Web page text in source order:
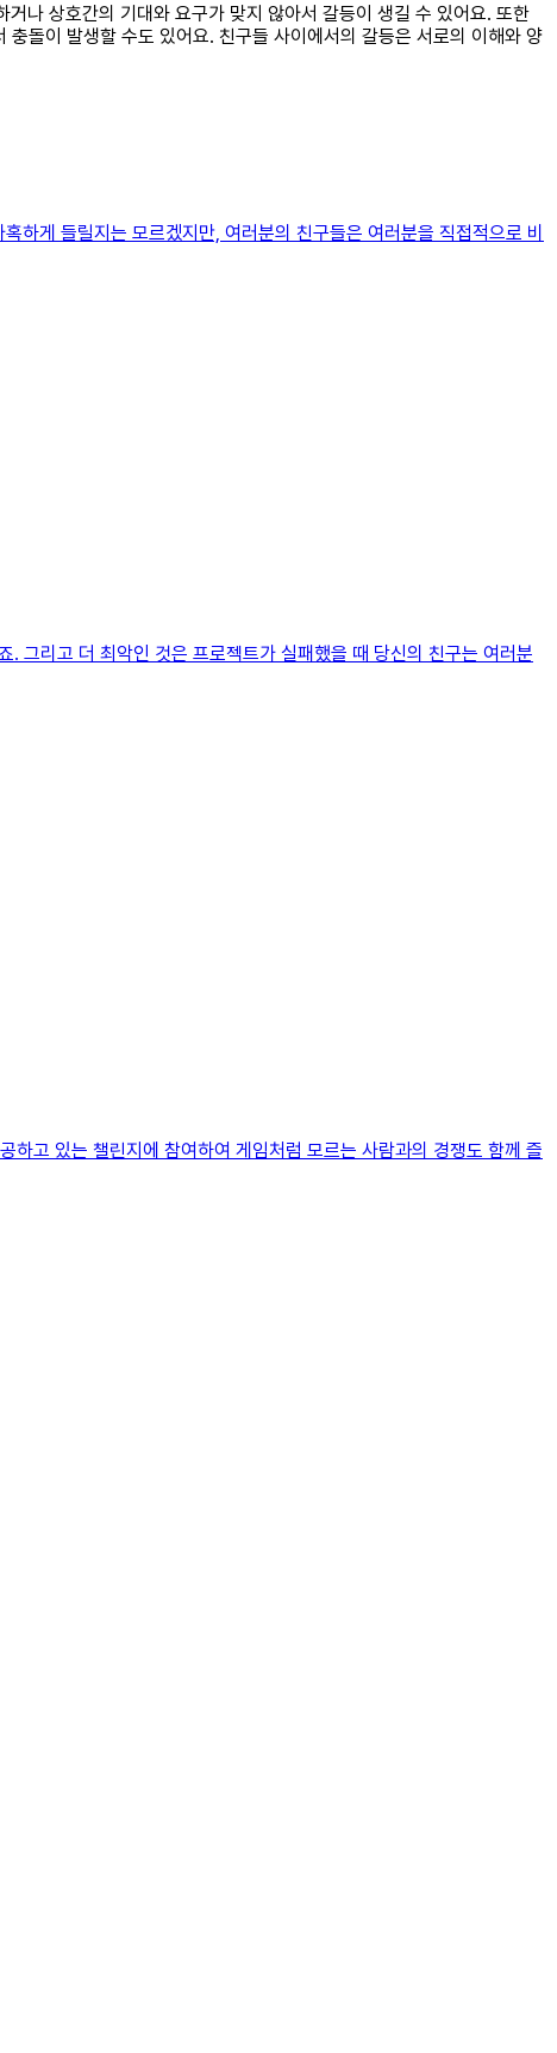
나 상호간의 기대와 요구가 맞지 않아서 갈등이 생길 수 있어요. 또한
돌이 발생할 수도 있어요. 친구들 사이에서의 갈등은 서로의 이해와 양
하게 들릴지는 모르겠지만, 여러분의 친구들은 여러분을 직접적으로 비
그리고 더 최악인 것은 프로젝트가 실패했을 때 당신의 친구는 여러분
고 있는 챌린지에 참여하여 게임처럼 모르는 사람과의 경쟁도 함께 즐